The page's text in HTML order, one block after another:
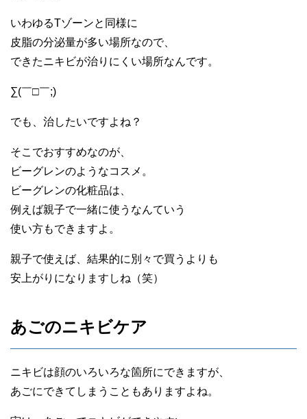
いわゆるTゾーンと同様に
皮脂の分泌量が多い場所なので、
できたニキビが治りにくい場所なんです。
∑(￣□￣;)
でも、治したいですよね？
そこでおすすめなのが、
ビーグレンのようなコスメ。
ビーグレンの化粧品は、
例えば親子で一緒に使うなんていう
使い方もできますよ。
親子で使えば、結果的に別々で買うよりも
安上がりになりますしね（笑）
あごのニキビケア
ニキビは顔のいろいろな箇所にできますが、
あごにできてしまうこともありますよね。